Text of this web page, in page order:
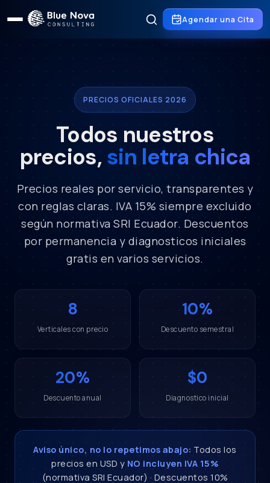
Agendar una Cita
PRECIOS OFICIALES 2026
Todos nuestros
precios,sin letra chica
Precios reales por servicio, transparentes y
con reglas claras. IVA 15% siempre excluido
según normativa SRI Ecuador. Descuentos
por permanencia y diagnosticos iniciales
gratis en varios servicios.
8
Verticales con precio
10%
Descuento semestral
20%
Descuento anual
$0
Diagnostico inicial
Aviso único, no lo repetimos abajo: Todos los
precios en USD y NO incluyen IVA 15%
(normativa SRI Ecuador) · Descuentos 10%